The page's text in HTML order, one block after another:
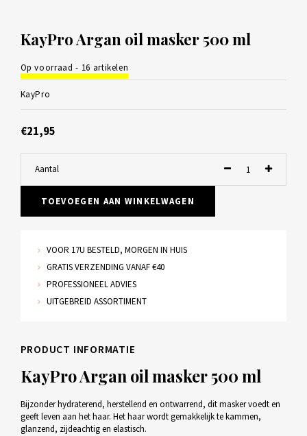
KayPro Argan oil masker 500 ml
Op voorraad - 16 artikelen
KayPro
€21,95
Aantal
TOEVOEGEN AAN WINKELWAGEN
VOOR 17U BESTELD, MORGEN IN HUIS
GRATIS VERZENDING VANAF €40
PROFESSIONEEL ADVIES
UITGEBREID ASSORTIMENT
PRODUCT INFORMATIE
KayPro Argan oil masker 500 ml
Bijzonder hydraterend, herstellend en ontwarrend, dit masker voedt en
geeft leven aan het haar. Het haar wordt gemakkelijk te kammen,
glanzend, zijdeachtig en elastisch.